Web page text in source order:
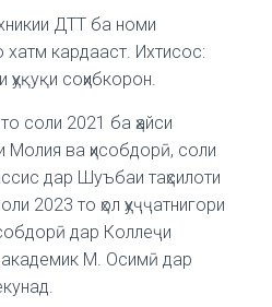
ДТТ ба номи
кардааст. Ихтисос:
соҳибкорон.
соли 2021 ба ҳайси
Молия ва ҳисобдорӣ, соли
дар Шуъбаи таҳсилоти
2023 то ҳол ҳуҷҷатнигори
дар Коллеҷи
М. Осимӣ дар